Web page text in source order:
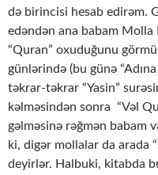
də birincisi hesab edirəm.
edəndən ana babam Molla
“Quran” oxuduğunu
günlərində (bu günə
təkrar-təkrar “Yasin”
kəlməsindən sonra “Vəl
gəlməsinə rəğmən babam
ki, digər mollalar da arada
deyirlər. Halbuki, kitabda